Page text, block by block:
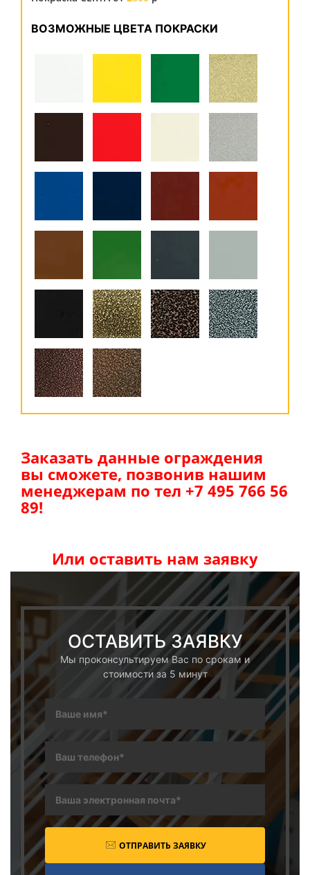
ВОЗМОЖНЫЕ ЦВЕТА ПОКРАСКИ
Заказать данные ограждения
вы сможете, позвонив нашим
менеджерам по тел +7 495 766 56
89!
Или оставить нам заявку
ОСТАВИТЬ ЗАЯВКУ
Мы проконсультируем Вас по срокам и
стоимости за 5 минут
ОТПРАВИТЬ ЗАЯВКУ